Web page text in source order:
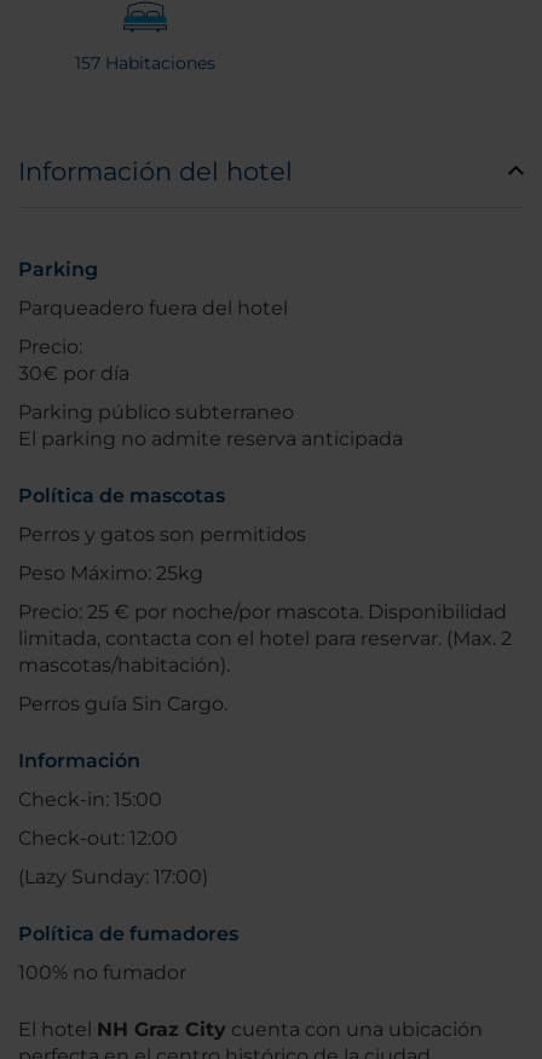
157 Habitaciones
Información del hotel
Parking
Parqueadero fuera del hotel
Precio:
30€ por día
Parking público subterraneo
El parking no admite reserva anticipada
Política de mascotas
Perros y gatos son permitidos
Peso Máximo: 25kg
Precio: 25 € por noche/por mascota. Disponibilidad
limitada, contacta con el hotel para reservar. (Max. 2
mascotas/habitación).
Perros guía Sin Cargo.
Información
Check-in: 15:00
Check-out: 12:00
(Lazy Sunday: 17:00)
Política de fumadores
100% no fumador
El hotel NH Graz City cuenta con una ubicación